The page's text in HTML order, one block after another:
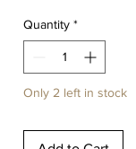
Quantity *
Only 2 left in stock